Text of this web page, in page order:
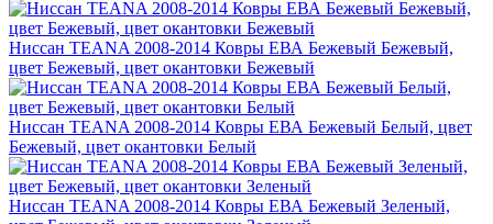
Ниссан TEANA 2008-2014 Ковры ЕВА Бежевый Бежевый,
цвет Бежевый, цвет окантовки Бежевый
Ниссан TEANA 2008-2014 Ковры ЕВА Бежевый Белый, цвет
Бежевый, цвет окантовки Белый
Ниссан TEANA 2008-2014 Ковры ЕВА Бежевый Зеленый,